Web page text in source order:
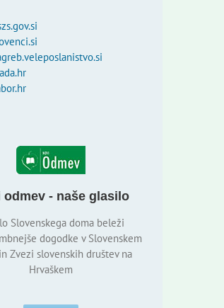
odmev - naše glasilo
Slovenskega doma beleži
dogodke v Slovenskem
Zvezi slovenskih društev na
Hrvaškem